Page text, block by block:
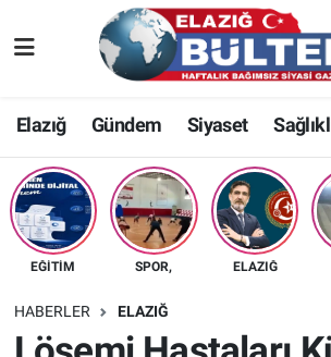
Elazığ Gündem Siyaset
EĞITIM SPOR, ELAZIĞ
HABERLER ELAZIĞ
Asayiş
Bilim-Teknoloji
Eğitim
Ekonomi
Elazığ
Nöbetçi Eczaneler
Hava Durumu
Namaz Vakitleri
Trafik Durumu
Süper Lig Puan Durumu ve